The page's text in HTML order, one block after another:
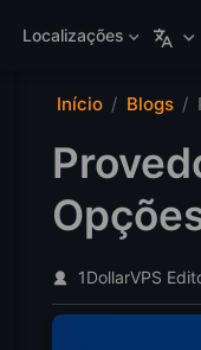
Localizações
Início Blogs
1DollarVPS